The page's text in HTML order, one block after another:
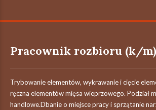
Pracownik rozbioru (k/m)
Trybowanie elementów, wykrawanie i cięcie
ręczna elementów mięsa wieprzowego. Podział
handlowe.Dbanie o miejsce pracy i sprzątanie